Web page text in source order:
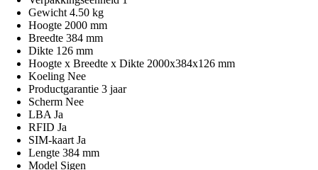
Gewicht 4.50 kg
Hoogte 2000 mm
Breedte 384 mm
Dikte 126 mm
Hoogte x Breedte x Dikte 2000x384x126 mm
Koeling Nee
Productgarantie 3 jaar
Scherm Nee
LBA Ja
RFID Ja
SIM-kaart Ja
Lengte 384 mm
Model Sigen